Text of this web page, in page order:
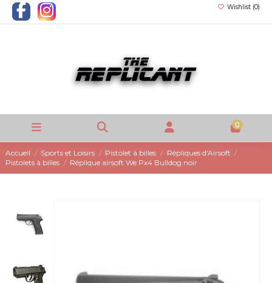
Wishlist (0)
0
Accueil Sports et Loisirs Pistolet à billes
Répliques d'Airsoft
Pistolets à billes
Réplique airsoft We Px4 Bulldog noir